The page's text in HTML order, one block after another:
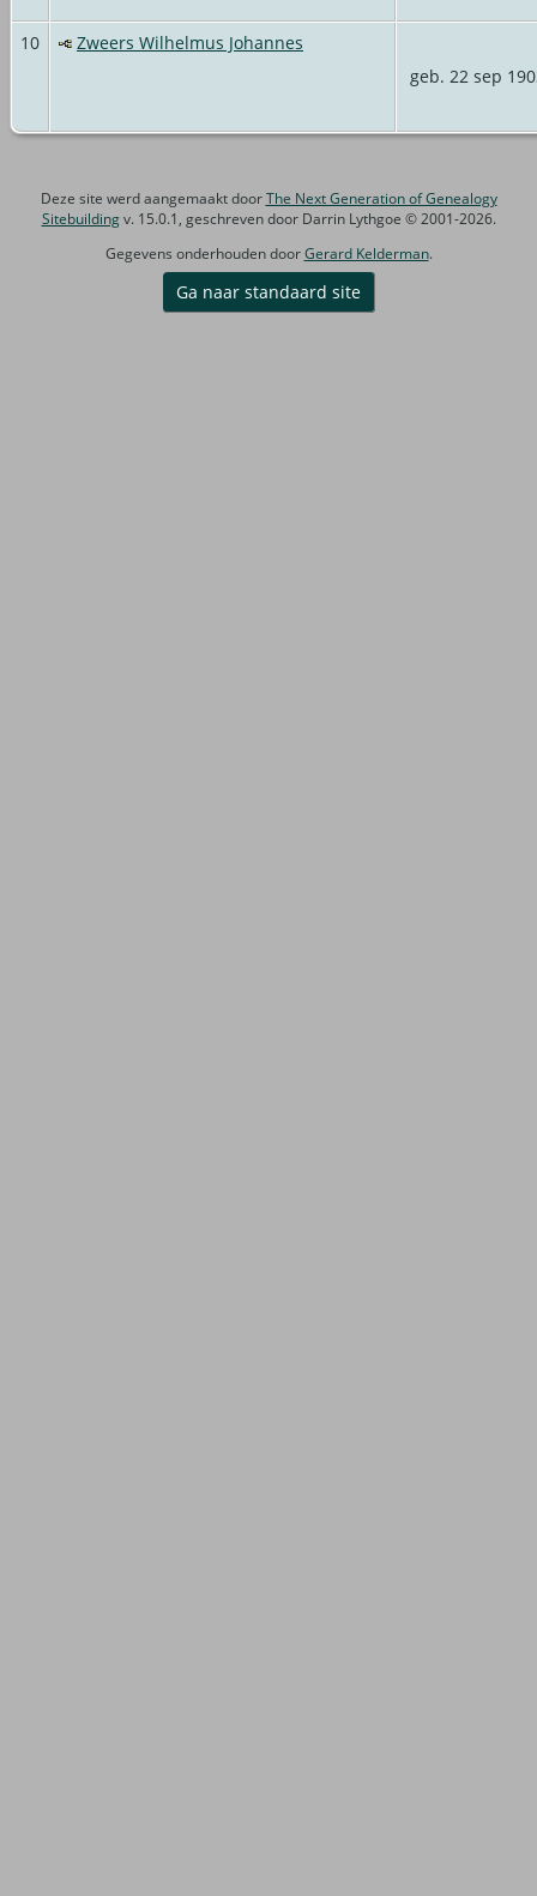
10
Zweers Wilhelmus Johannes
geb. 22 sep
Deze site werd aangemaakt doorThe Next Generation of Genealogy
Sitebuildingv. 15.0.1, geschreven door Darrin Lythgoe © 2001-2026.
Gegevens onderhouden doorGerard Kelderman.
Ga naar standaard site